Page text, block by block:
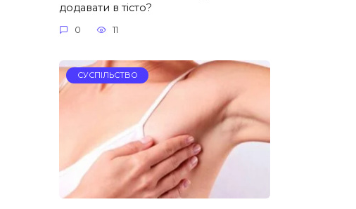
додавати в тісто?
0 11
СУСПІЛЬСТВО